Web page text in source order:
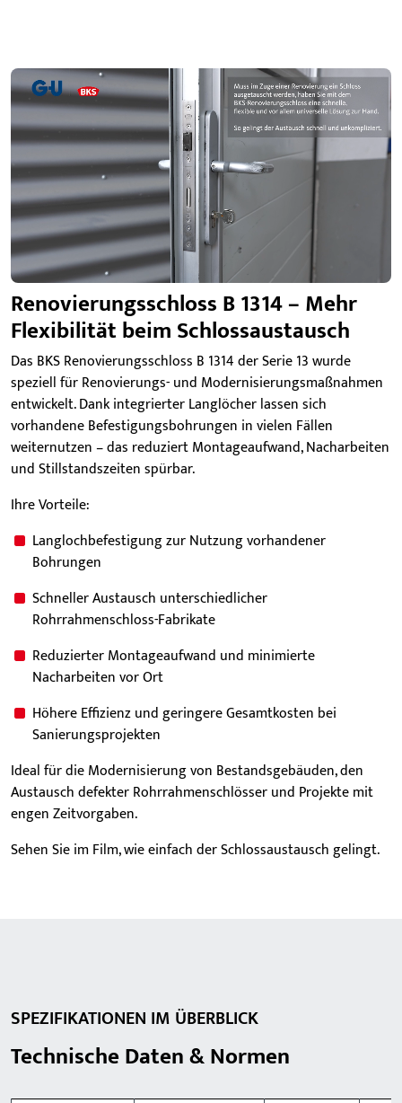
Renovierungsschloss B 1314 – Mehr
Flexibilität beim Schlossaustausch
Das BKS Renovierungsschloss B 1314 der Serie 13 wurde
speziell für Renovierungs- und Modernisierungsmaßnahmen
entwickelt. Dank integrierter Langlöcher lassen sich
vorhandene Befestigungsbohrungen in vielen Fällen
weiternutzen – das reduziert Montageaufwand, Nacharbeiten
und Stillstandszeiten spürbar.
Ihre Vorteile:
Langlochbefestigung zur Nutzung vorhandener
Bohrungen
Schneller Austausch unterschiedlicher
Rohrrahmenschloss-Fabrikate
Reduzierter Montageaufwand und minimierte
Nacharbeiten vor Ort
Höhere Effizienz und geringere Gesamtkosten bei
Sanierungsprojekten
Ideal für die Modernisierung von Bestandsgebäuden, den
Austausch defekter Rohrrahmenschlösser und Projekte mit
engen Zeitvorgaben.
Sehen Sie im Film, wie einfach der Schlossaustausch gelingt.
SPEZIFIKATIONEN IM ÜBERBLICK
Technische Daten & Normen